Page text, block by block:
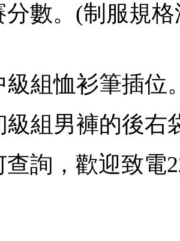
數。 (制服規
級組恤衫筆插位
級組男褲的後右
查詢，歡迎致電